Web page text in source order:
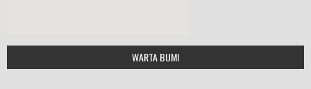
Google Maps Generator by
embedgooglemap.net
WARTA BUMI